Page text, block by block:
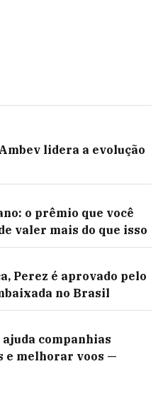
lidera a evolução
o prêmio que você
valer mais do que isso
Perez é aprovado pelo
no Brasil
companhias
e melhorar voos —